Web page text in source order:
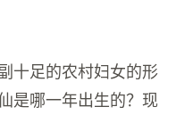
十足的农村妇女的形
是哪一年出生的？现